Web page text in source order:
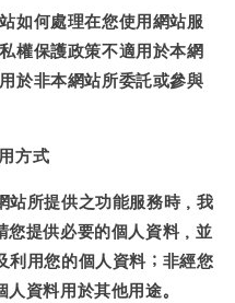
如何處理在您使用網站服
權保護政策不適用於本網
於非本網站所委託或參與
方式
站所提供之功能服務時，我
您提供必要的個人資料，並
利用您的個人資料；非經您
資料用於其他用途。